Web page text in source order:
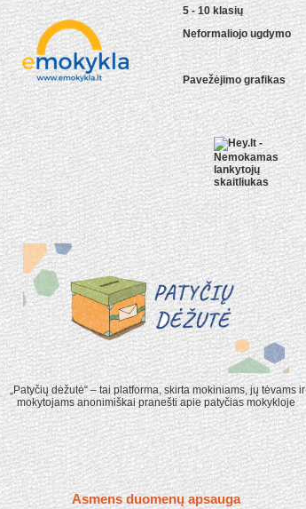
5 - 10 klasių
Neformaliojo ugdymo
Pavežėjimo grafikas
„Patyčių dėžutė“ – tai platforma, skirta mokiniams, jų tėvams ir
mokytojams anonimiškai pranešti apie patyčias mokykloje
Asmens duomenų apsauga